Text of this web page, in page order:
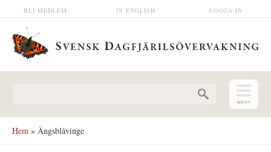
Hoppa till huvudinnehåll LOGGA IN
IN ENGLISH
BLI MEDLEM
Hem » Ängsblåvinge